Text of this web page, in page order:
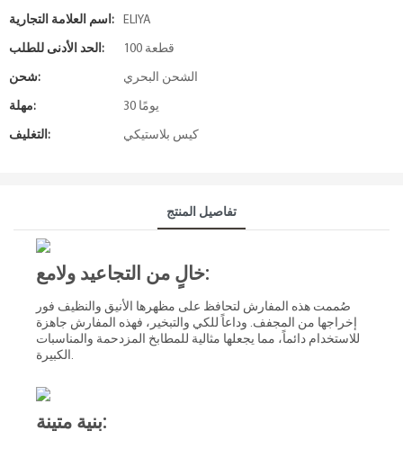
اسم العلامة التجارية: ELIYA
الحد الأدنى للطلب: 100 قطعة
شحن: الشحن البحري
مهلة: 30 يومًا
التغليف: كيس بلاستيكي
تفاصيل المنتج
خالٍ من التجاعيد ولامع:
صُممت هذه المفارش لتحافظ على مظهرها الأنيق والنظيف فور
إخراجها من المجفف. وداعاً للكي والتبخير، فهذه المفارش جاهزة
للاستخدام دائماً، مما يجعلها مثالية للمطابخ المزدحمة والمناسبات
الكبيرة.
بنية متينة: